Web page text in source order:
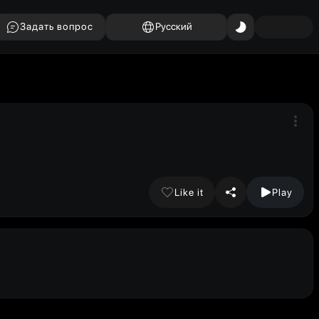
Задать вопрос Русский
Like it Play